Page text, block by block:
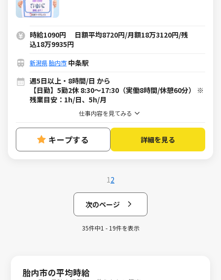
時給1090円 日額平均8720円/月額18万3120円/残
込18万9935円
新潟県胎内市 中条駅
週5日以上・8時間/日 から
【日勤】5勤2休 8:30～17:30（実働8時間/休憩60分） ※
残業目安：1h/日、5h/月
仕事内容を見てみる
キープする 詳細を見る
12
次のページ
35件中1 - 19件を表示
胎内市の平均時給